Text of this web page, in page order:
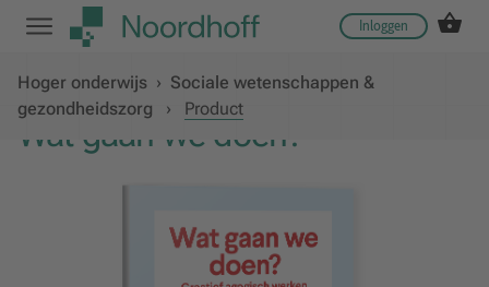
Inloggen
Hoger onderwijs › Sociale wetenschappen &
gezondheidszorg
› Product
Wat gaan we doen?